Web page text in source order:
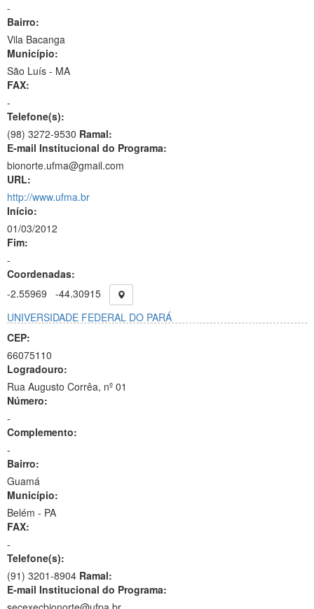
-
Bairro:
Vila Bacanga
Município:
São Luís - MA
FAX:
-
Telefone(s):
(98) 3272-9530 Ramal:
E-mail Institucional do Programa:
bionorte.ufma@gmail.com
URL:
http://www.ufma.br
Início:
01/03/2012
Fim:
-
Coordenadas:
-2.55969
-44.30915
UNIVERSIDADE FEDERAL DO PARÁ
CEP:
66075110
Logradouro:
Rua Augusto Corrêa, nº 01
Número:
-
Complemento:
-
Bairro:
Guamá
Município:
Belém - PA
FAX:
-
Telefone(s):
(91) 3201-8904 Ramal:
E-mail Institucional do Programa: